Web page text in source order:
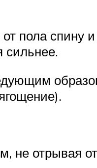
пола спину
сильнее.
не отрывая